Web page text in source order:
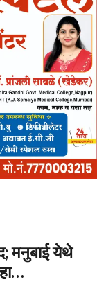
मनुबाई येथे